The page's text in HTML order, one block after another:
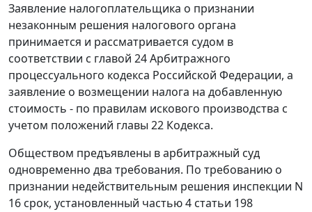
Заявление налогоплательщика о признании
незаконным решения налогового органа
принимается и рассматривается судом в
соответствии с главой 24 Арбитражного
процессуального кодекса Российской Федерации, а
заявление о возмещении налога на добавленную
стоимость - по правилам искового производства с
учетом положений главы 22 Кодекса.
Обществом предъявлены в арбитражный суд
одновременно два требования. По требованию о
признании недействительным решения инспекции N
16 срок, установленный частью 4 статьи 198